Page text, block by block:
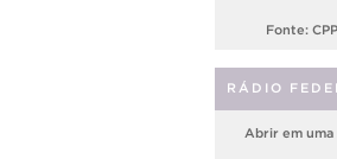
Fonte:
RÁDIO
Abrir em uma